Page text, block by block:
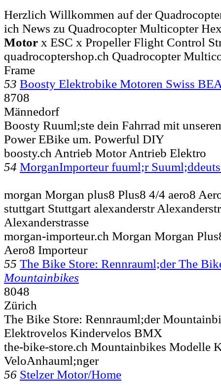
Herzlich Willkommen auf der
ich News zu Quadrocopter Multicopter
Motor x ESC x Propeller Flight Control
quadrocoptershop.ch Quadrocopter
Frame
53 Boosty Elektrobike Motoren Swiss
8708
Männedorf
Boosty Ruuml;ste dein Fahrrad mit
Power EBike um. Powerful DIY
boosty.ch Antrieb Motor Antrieb Elektro
54 MorganImporteur fuuml;r
morgan Morgan plus8 Plus8 4/4 aero8
stuttgart Stuttgart alexanderstr
Alexanderstrasse
morgan-importeur.ch Morgan Morgan
Aero8 Importeur
55 The Bike Store: Rennrauml;der The
Mountainbikes
8048
Zürich
The Bike Store: Rennrauml;der
Elektrovelos Kindervelos BMX
the-bike-store.ch Mountainbikes Modelle
VeloAnhauml;nger
56 Stelzer Motor/Home